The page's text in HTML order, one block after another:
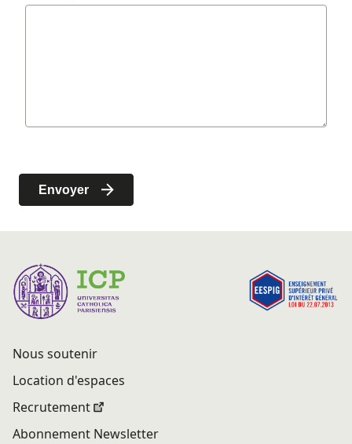
Nous soutenir
Location d'espaces
Recrutement
Abonnement Newsletter